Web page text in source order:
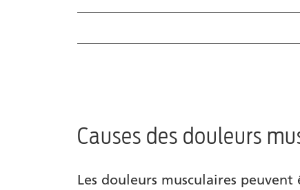
Conseils utiles pour le traitement des
Causes des douleurs
Les douleurs musculaires